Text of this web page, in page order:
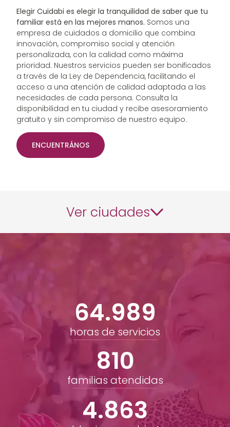
Elegir Cuidabi es elegir la tranquilidad de saber que tu
familiar está en las mejores manos. Somos una
empresa de cuidados a domicilio que combina
innovación, compromiso social y atención
personalizada, con la calidad como máxima
prioridad. Nuestros servicios pueden ser bonificados
a través de la Ley de Dependencia, facilitando el
acceso a una atención de calidad adaptada a las
necesidades de cada persona. Consulta la
disponibilidad en tu ciudad y recibe asesoramiento
gratuito y sin compromiso de nuestro equipo.
ENCUENTRÁNOS
Ver ciudades
horas de servicios
112.959
familias atendidas
1.411
8.466